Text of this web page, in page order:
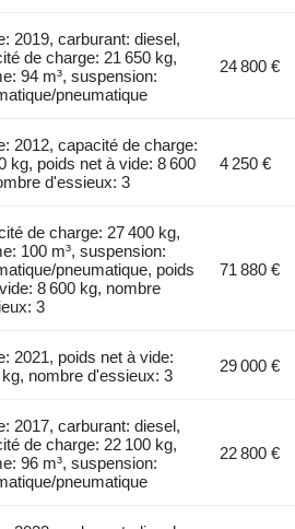
2019, carburant: diesel,
de charge: 21 650 kg,
94 m³, suspension:
pneumatique
24 800 €
2012, capacité de charge:
kg, poids net à vide: 8 600
d'essieux: 3
4 250 €
de charge: 27 400 kg,
100 m³, suspension:
pneumatique, poids
8 600 kg, nombre
3
71 880 €
2021, poids net à vide:
kg, nombre d'essieux: 3
29 000 €
2017, carburant: diesel,
de charge: 22 100 kg,
96 m³, suspension:
pneumatique
22 800 €